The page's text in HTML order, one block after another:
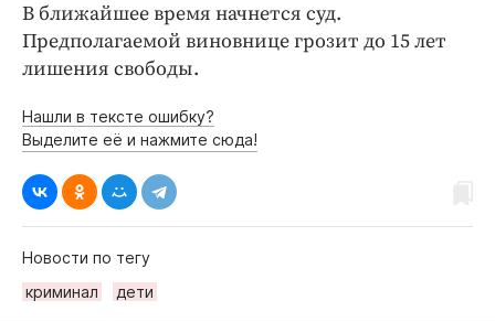
В ближайшее время начнется суд.
Предполагаемой виновнице грозит до 15 лет
лишения свободы.
Нашли в тексте ошибку?
Выделите её и нажмите сюда!
Новости по тегу
криминал
дети